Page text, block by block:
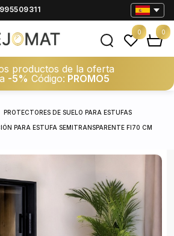
productos de la oferta
-5% Código: PROMO5
0 0
PROTECTORES DE SUELO PARA ESTUFAS
PARA ESTUFA SEMITRANSPARENTE FI70 CM